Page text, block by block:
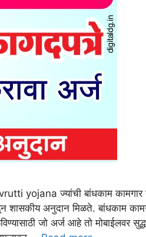
yojana ज्यांची बांधकाम कामगार
शासकीय अनुदान मिळते. बांधकाम
जो अर्ज आहे तो मोबाईलवर